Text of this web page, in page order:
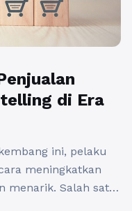
di Era
ini, pelaku
meningkatkan
menarik. Salah satu